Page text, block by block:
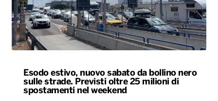
Esodo estivo, nuovo sabato da bollino nero
sulle strade. Previsti oltre 25 milioni di
spostamenti nel weekend